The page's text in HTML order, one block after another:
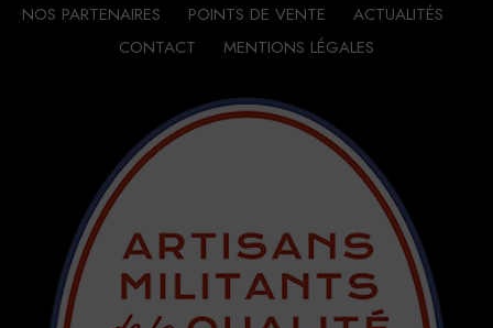
NOS PARTENAIRES
POINTS DE VENTE
ACTUALITÉS
CONTACT
MENTIONS LÉGALES